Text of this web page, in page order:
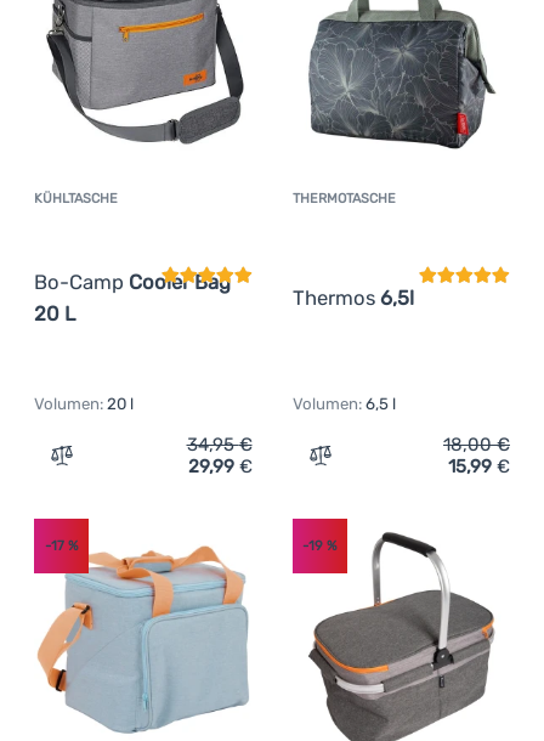
KÜHLTASCHE
Bo-Camp Cooler Bag
20 L
Kundenbewertung
Volumen: 20 l
Zum Vergleich 'Kühltasche Bo-Camp Cooler Bag 20 L'
34,95€
29,99 €
THERMOTASCHE
Thermos 6,5l
Volumen: 6,5 l
Zum Vergleich
18,00€
15,99 €
-17% -19%